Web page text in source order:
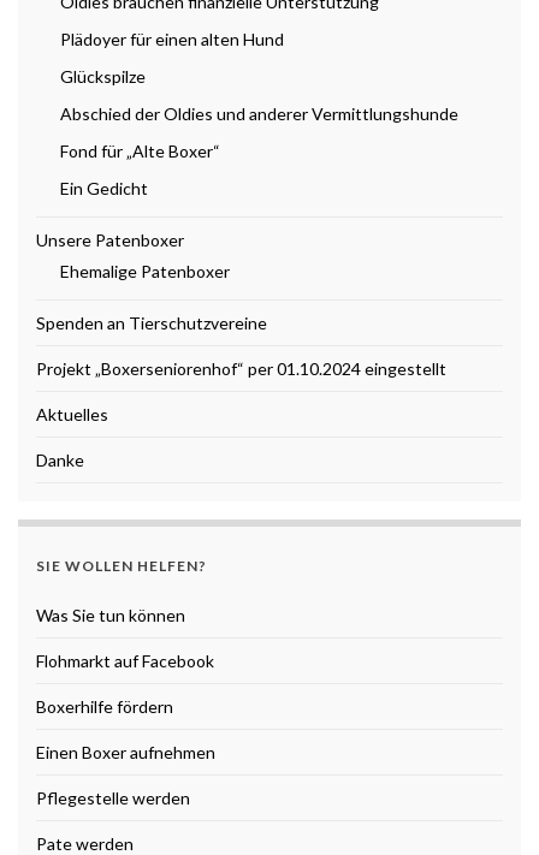
Plädoyer für einen alten Hund
Glückspilze
Abschied der Oldies und anderer Vermittlungshunde
Fond für „Alte Boxer“
Ein Gedicht
Unsere Patenboxer
Ehemalige Patenboxer
Spenden an Tierschutzvereine
Projekt „Boxerseniorenhof“ per 01.10.2024 eingestellt
Aktuelles
Danke
SIE WOLLEN HELFEN?
Was Sie tun können
Flohmarkt auf Facebook
Boxerhilfe fördern
Einen Boxer aufnehmen
Pflegestelle werden
Pate werden